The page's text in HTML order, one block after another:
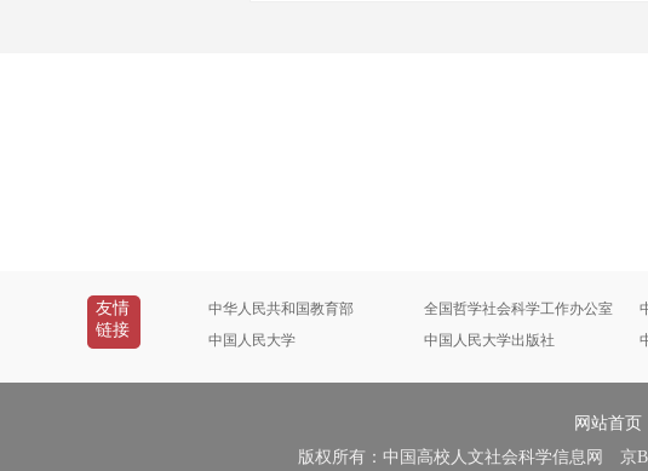
友情
链接
中华人民共和国教育部 全国哲学社会科学工作办公室
中国人民大学
中国人民大学出版社
网站首页
版权所有：中国高校人文社会科学信息网 京